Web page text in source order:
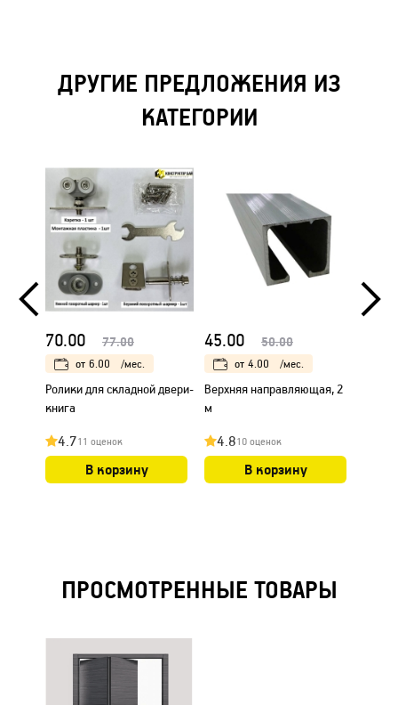
ДРУГИЕ ПРЕДЛОЖЕНИЯ ИЗ
КАТЕГОРИИ
70.00 77.00
от 6.00 /мес.
Ролики для складной двери-
книга
4.711 оценок
В корзину
45.00 50.00
от 4.00 /мес.
Верхняя направляющая, 2
м
4.810 оценок
В корзину
ПРОСМОТРЕННЫЕ ТОВАРЫ